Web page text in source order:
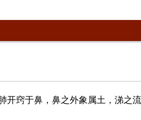
窍于鼻，鼻之外象属土，涕之